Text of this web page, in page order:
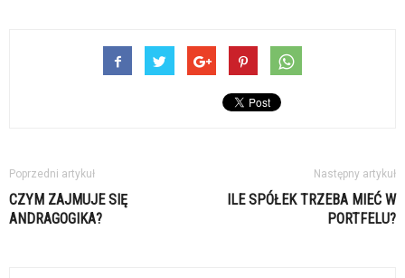
Poprzedni artykuł
CZYM ZAJMUJE SIĘ
ANDRAGOGIKA?
Następny artykuł
ILE SPÓŁEK TRZEBA MIEĆ W
PORTFELU?